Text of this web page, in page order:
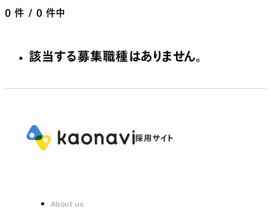
0 件 / 0 件中
該当する募集職種はありません。
About us